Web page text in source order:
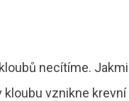
necítíme.
kloubu vznikne